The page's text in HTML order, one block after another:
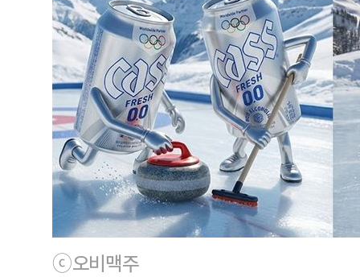
ⓒ오비맥주